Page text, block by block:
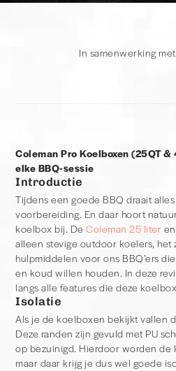
In samenwerking
Coleman Pro Koelboxen (25QT
elke BBQ-sessie
Introductie
Tijdens een goede BBQ draait
voorbereiding. En daar hoort
koelbox bij. DeColeman 25 liter
alleen stevige outdoor koelers, het
hulpmiddelen voor ons BBQ’ers
en koud willen houden. In deze
langs alle features die deze
Isolatie
Als je de koelboxen bekijkt vallen
Deze randen zijn gevuld met PU
op bezuinigd. Hierdoor worden
maar daar krijg je dus wel goede